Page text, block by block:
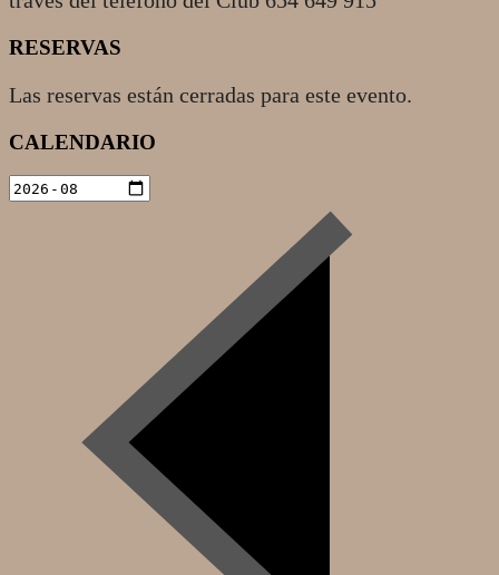
RESERVAS
Las reservas están cerradas para este evento.
2022-
14
CALENDARIO